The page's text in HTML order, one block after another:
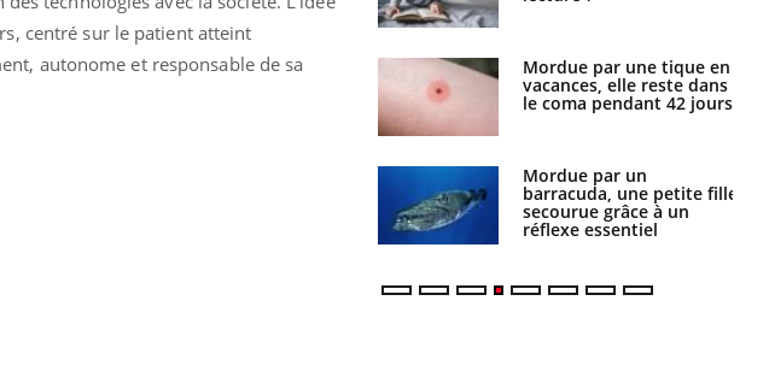
centré sur le patient atteint
autonome et responsable de sa
Pourquoi manger moins Mordue par une tique en
vacances, elle reste dans
le coma pendant 42 jours
Mordue par un
barracuda, une petite fille
secourue grâce à un
réflexe essentiel